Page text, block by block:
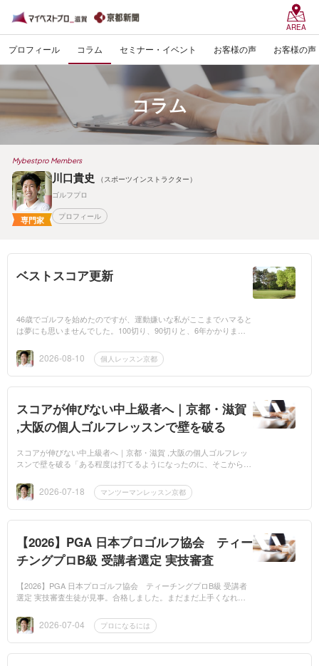
AREA
プロフィール コラム セミナー・イベント お客様の声 お客様の声
コラム
Mybestpro Members
専門家
川口貴史
（スポーツインストラクター）
ゴルフプロ
プロフィール
ベストスコア更新
46歳でゴルフを始めたのですが、運動嫌いな私がここまでハマると
は夢にも思いませんでした。100切り、90切りと、6年かかりまし
先生のレッスンを主...
2026-08-10 個人レッスン京都
スコアが伸びない中上級者へ｜京都・滋賀
,大阪の個人ゴルフレッスンで壁を破る
スコアが伸びない中上級者へ｜京都・滋賀 ,大阪の個人ゴルフレッ
スンで壁を破る「ある程度は打てるようになったのに、そこから先
上級者の方の多...
2026-07-18 マンツーマンレッスン京都
【2026】PGA 日本プロゴルフ協会 ティー
チングプロB級 受講者選定 実技審査
【2026】PGA 日本プロゴルフ協会 ティーチングプロB級 受講者
選定 実技審査生徒が見事。合格しました。まだまだ上手くなれる
2925.html...2026-07-04 プロになるには